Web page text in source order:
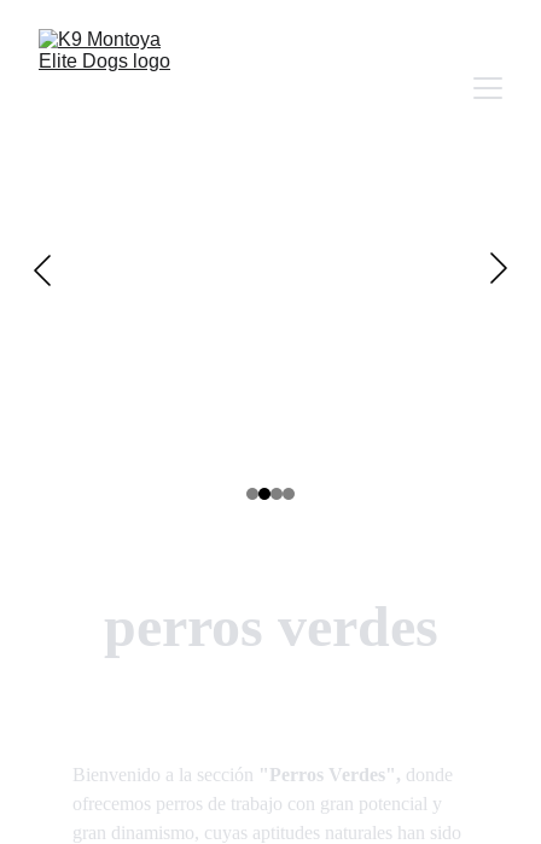
perros verdes
Bienvenido a la sección "Perros Verdes", donde
ofrecemos perros de trabajo con gran potencial y
gran dinamismo, cuyas aptitudes naturales han sido